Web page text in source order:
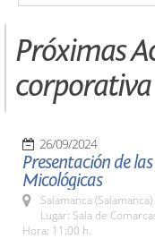
Próximas
corporativa
26/09/2024
Presentación de
Micológicas
Salamanca (Salamanca)
Lugar: Sala de
Hora: 11:00 h.